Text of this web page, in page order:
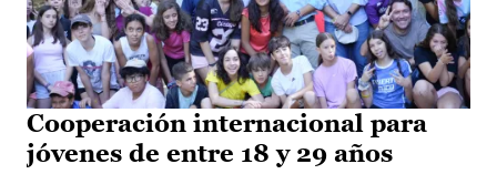
Cooperación internacional para
jóvenes de entre 18 y 29 años